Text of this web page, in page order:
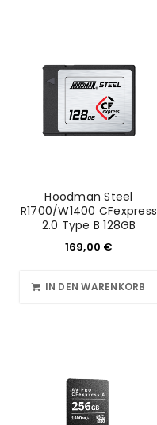
Hoodman Steel
R1700/W1400 CFexpress
2.0 Type B 128GB
169,00 €
IN DEN WARENKORB